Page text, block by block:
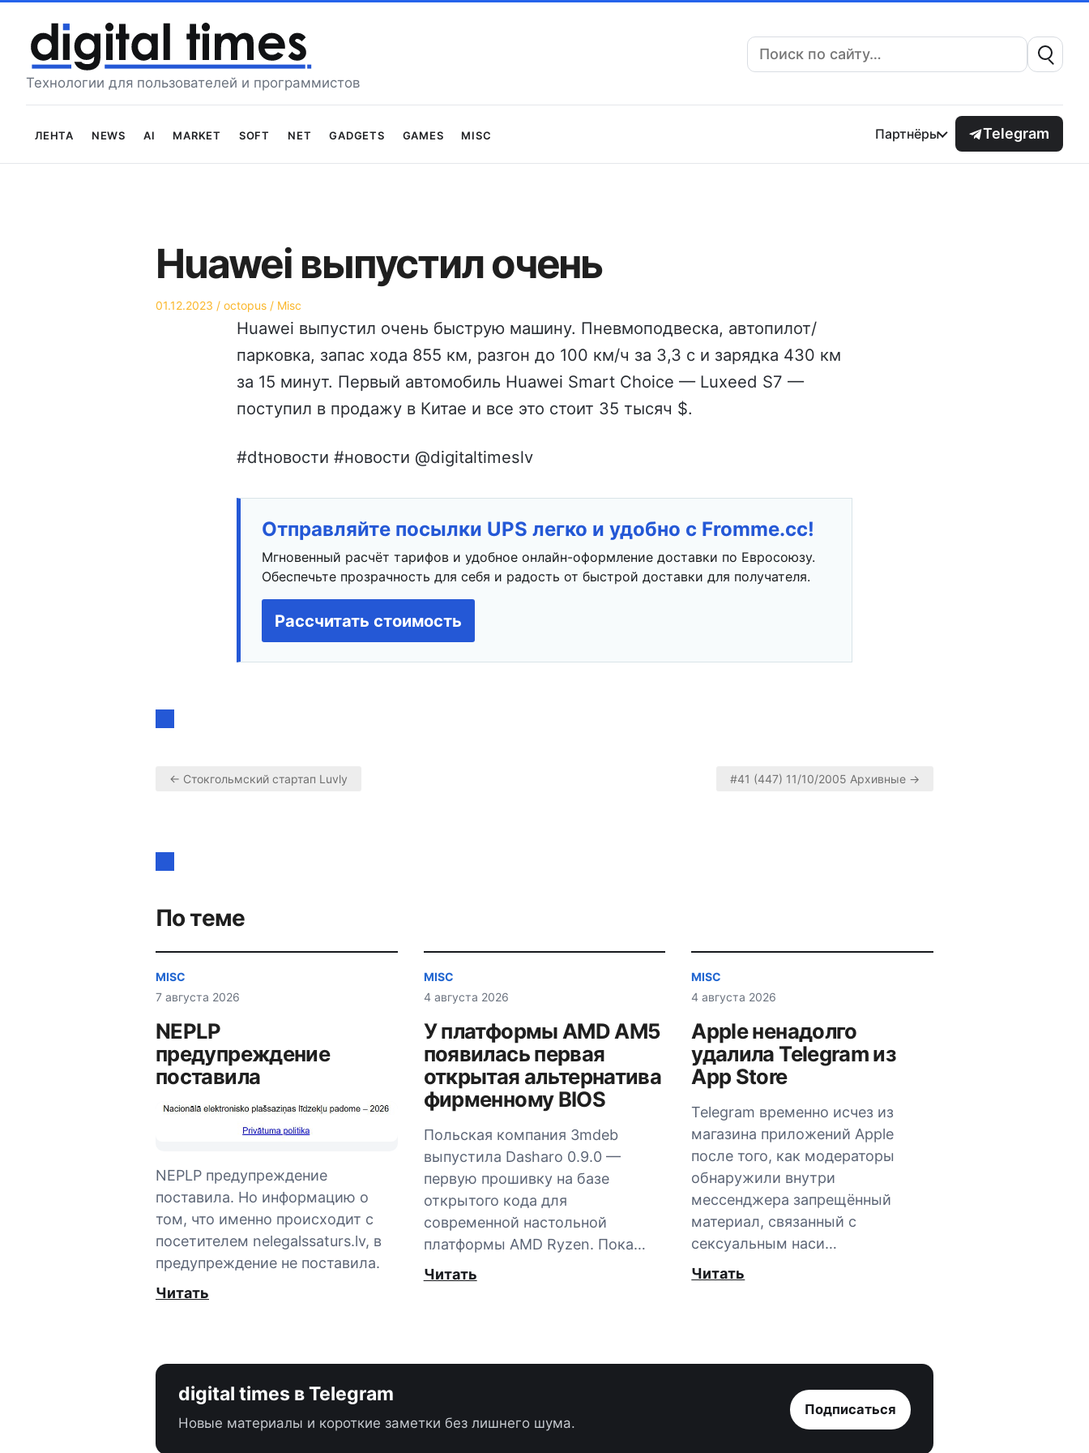
содержимому
Технологии для пользователей и программистов
Поиск:
Лента News AI Market Soft Net Gadgets Games Misc Партнёры Telegram
Huawei выпустил очень
Опубликовано
01.12.2023 Автор
octopus
Опубликовано
Misc
Huawei выпустил очень быструю машину. Пневмоподвеска, автопилот/
парковка, запас хода 855 км, разгон до 100 км/ч за 3,3 с и зарядка 430 км
за 15 минут. Первый автомобиль Huawei Smart Choice — Luxeed S7 —
поступил в продажу в Китае и все это стоит 35 тысяч $.
#dtновости #новости @digitaltimeslv
Отправляйте посылки UPS легко и удобно с Fromme.cc!
Мгновенный расчёт тарифов и удобное онлайн-оформление доставки по Евросоюзу.
Обеспечьте прозрачность для себя и радость от быстрой доставки для получателя.
Рассчитать стоимость
по
записям
← Стокгольмский стартап Luvly #41 (447) 11/10/2005 Архивные →
По теме
MISC
7 августа 2026
NEPLP
предупреждение
поставила
NEPLP предупреждение
поставила. Но информацию о
том, что именно происходит с
посетителем nelegalssaturs.lv, в
предупреждение не поставила.
Читать
MISC
4 августа 2026
У платформы AMD AM5
появилась первая
открытая альтернатива
фирменному BIOS
Польская компания 3mdeb
выпустила Dasharo 0.9.0 —
первую прошивку на базе
открытого кода для
современной настольной
платформы AMD Ryzen. Пока…
Читать
MISC
4 августа 2026
Apple ненадолго
удалила Telegram из
App Store
Telegram временно исчез из
магазина приложений Apple
после того, как модераторы
обнаружили внутри
мессенджера запрещённый
материал, связанный с
сексуальным наси…
Читать
digital times в Telegram
Новые материалы и короткие заметки без лишнего шума.
Подписаться